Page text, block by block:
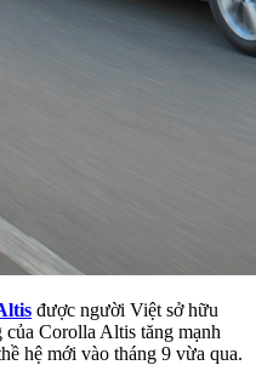
được người Việt sở hữu
của Corolla Altis tăng mạnh
hệ mới vào tháng 9 vừa qua.